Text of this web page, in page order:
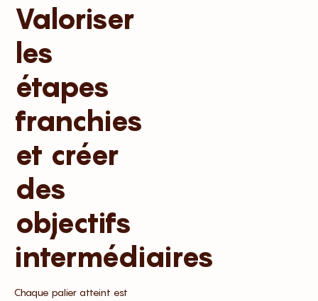
Valoriser
les
étapes
franchies
et créer
des
objectifs
intermédiaires
Chaque palier atteint est